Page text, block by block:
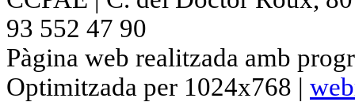
93 552 47 90
Pàgina web realitzada amb
Optimitzada per 1024x768 |